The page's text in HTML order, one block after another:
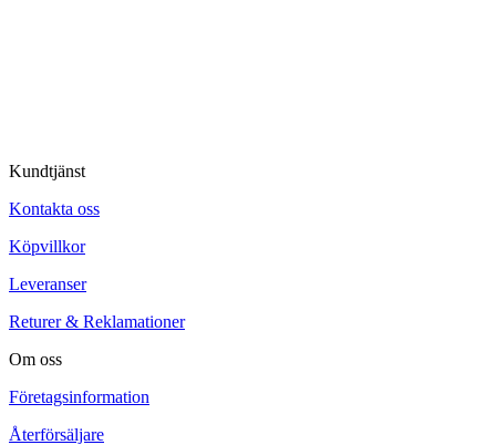
Kundtjänst
Kontakta oss
Köpvillkor
Leveranser
Returer & Reklamationer
Om oss
Företagsinformation
Återförsäljare